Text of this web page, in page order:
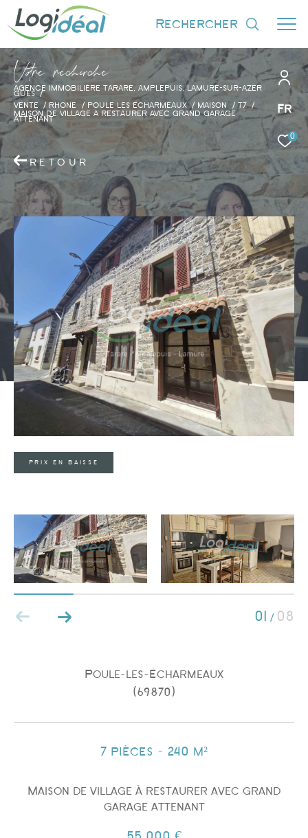
Fr
0
rechercher
Vore recece
AGENCE IMMOBILIÈRE TARARE, AMPLEPUIS, LAMURE-SUR-AZER
GUES
VENTE RHONE POULE LES ECHARMEAUX MAISON
T7
MAISON DE VILLAGE A RESTAURER AVEC GRAND GARAGE
ATTENANT
RETOUR
PRIX EN BAISSE
01 / 08
Poule-les-Écharmeaux
(69870)
7 pièces - 240 m²
Maison de village à restaurer avec grand
garage attenant
55 000 €
Effectuer une recherche
et trouver le bien qui correspond à vos
critères
Type d'offre
Type de bien
Type de bien
Budget
1 2 4
AFFINER LES CRITÈRES